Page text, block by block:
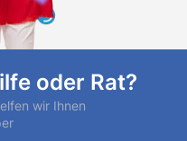
oder Rat?
wir Ihnen